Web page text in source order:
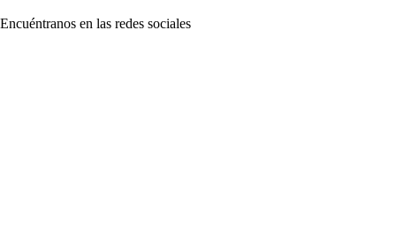
Encuéntranos en las redes sociales